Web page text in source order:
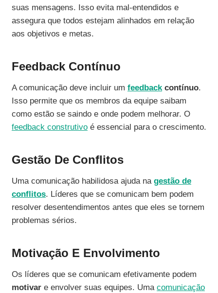
suas mensagens. Isso evita mal-entendidos e
assegura que todos estejam alinhados em relação
aos objetivos e metas.
Feedback Contínuo
A comunicação deve incluir um feedbackcontínuo.
Isso permite que os membros da equipe saibam
como estão se saindo e onde podem melhorar. O
feedback construtivo é essencial para o crescimento.
Gestão De Conflitos
Uma comunicação habilidosa ajuda na gestão de
conflitos. Líderes que se comunicam bem podem
resolver desentendimentos antes que eles se tornem
problemas sérios.
Motivação E Envolvimento
Os líderes que se comunicam efetivamente podem
motivar e envolver suas equipes. Uma comunicação